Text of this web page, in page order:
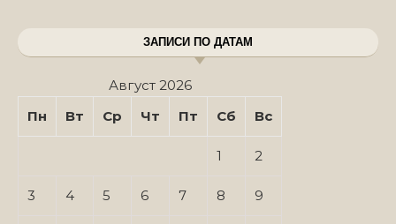
ЗАПИСИ ПО ДАТАМ
Август 2026
Пн
Вт Ср Чт Пт Сб Вс
1 2
3 4 5 6 7 8 9